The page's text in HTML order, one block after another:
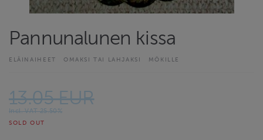
Pannunalunen kissa
ELÄINAIHEET OMAKSI TAI LAHJAKSI MÖKILLE
13.05 EUR
Incl. VAT 25.50%
SOLD OUT